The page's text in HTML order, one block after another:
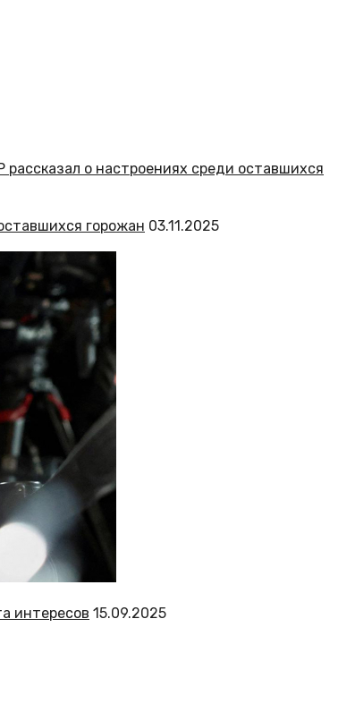
горожан 03.11.2025
интересов 15.09.2025